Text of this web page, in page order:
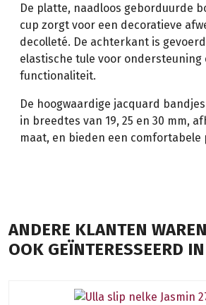
De platte, naadloos geborduurde
cup zorgt voor een decoratieve
decolleté. De achterkant is
elastische tule voor ondersteuning
functionaliteit.
De hoogwaardige jacquard
in breedtes van 19, 25 en 30 mm,
maat, en bieden een comfortabele
ANDERE KLANTEN WAREN
OOK GEÏNTERESSEERD IN